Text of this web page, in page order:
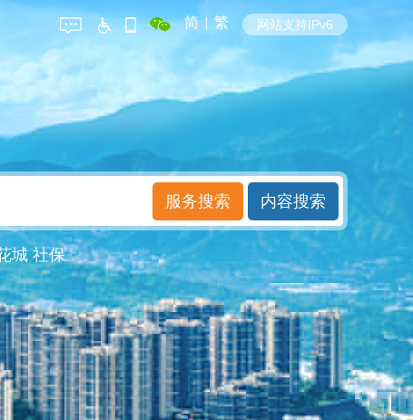
简 | 繁 网站支持IPv6
城 社保